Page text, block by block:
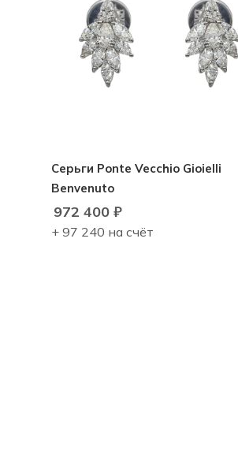
Серьги Ponte Vecchio Gioielli
Benvenuto
972 400₽
+ 97 240 на счёт